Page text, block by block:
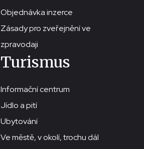
Objednávka inzerce
Zásady pro zveřejnění ve
zpravodaji
Turismus
Informační centrum
Jídlo a pití
Ubytování
Ve městě, v okolí, trochu dál